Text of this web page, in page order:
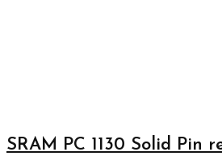
SRAM PC 1130 Solid Pin